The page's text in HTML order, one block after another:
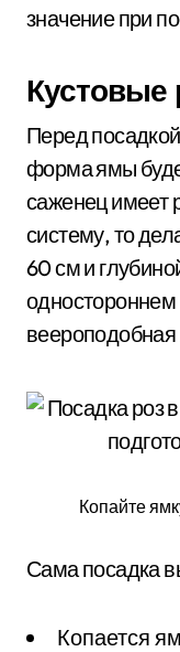
значение при
Кустовые
Перед
форма ямы
саженец имеет
систему, то
60 см и
одностороннем
Копайте
Сама посадка
Копается